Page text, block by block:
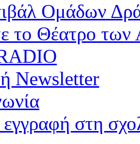
Ομάδων
το Θέατρο
Newsletter
στη